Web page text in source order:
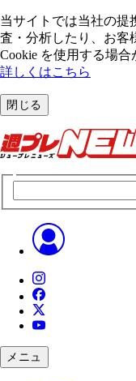
当サイトでは当社の提
査・分析したり、お客
Cookie を使⽤する場合
詳しくはこちら
閉じる
メニュ